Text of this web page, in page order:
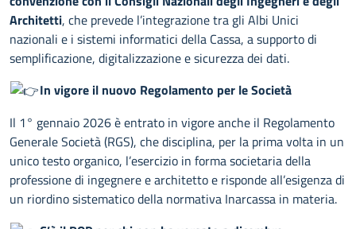
Architetti, che prevede l’integrazione tra gli Albi Unici
nazionali e i sistemi informatici della Cassa, a supporto di
semplificazione, digitalizzazione e sicurezza dei dati.
In vigore il nuovo Regolamento per le Società
Il 1° gennaio 2026 è entrato in vigore anche il Regolamento
Generale Società (RGS), che disciplina, per la prima volta in un
unico testo organico, l’esercizio in forma societaria della
professione di ingegnere e architetto e risponde all’esigenza di
un riordino sistematico della normativa Inarcassa in materia.